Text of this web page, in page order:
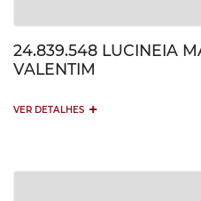
24.839.548 LUCINEIA
VALENTIM
VER DETALHES +